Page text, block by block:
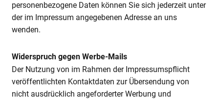
personenbezogene Daten können Sie sich jederzeit unter
der im Impressum angegebenen Adresse an uns
wenden.
Widerspruch gegen Werbe-Mails
Der Nutzung von im Rahmen der Impressumspflicht
veröffentlichten Kontaktdaten zur Übersendung von
nicht ausdrücklich angeforderter Werbung und